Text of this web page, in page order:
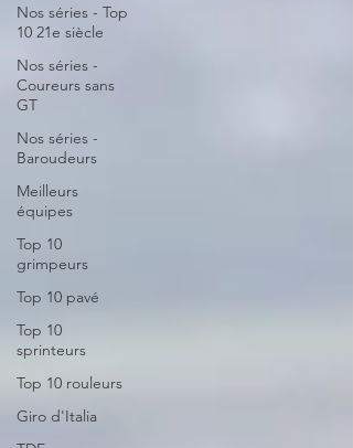
Nos séries - Top
10 21e siècle
Nos séries -
Coureurs sans
GT
Nos séries -
Baroudeurs
Meilleurs
équipes
Top 10
grimpeurs
Top 10 pavé
Top 10
sprinteurs
Top 10 rouleurs
Giro d'Italia